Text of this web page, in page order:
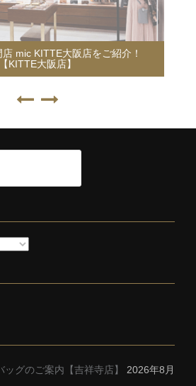
夏の旅行やイベントにコンパクト財布🍉
グのご案内【吉祥寺店】
2026年8月